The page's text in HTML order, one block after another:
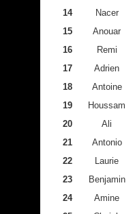
14
Nacer
15
Anouar
16
Remi
17
Adrien
18
Antoine
19
Houssam
20
Ali
21
Antonio
22
Laurie
23
Benjamin
24
Amine